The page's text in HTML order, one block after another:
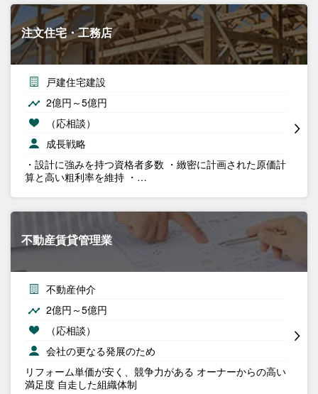
注文住宅・工務店
戸建住宅建設
2億円～5億円
（応相談）
成長戦略
・設計に強みを持つ資格者多数 ・緻密に計画された原価計
算と高い粗利率を維持 ・…
不動産賃貸管理業
不動産仲介
2億円～5億円
（応相談）
会社の更なる発展のため
リフォーム単価が安く、競争力がある オーナーからの高い
満足度 自走した組織体制